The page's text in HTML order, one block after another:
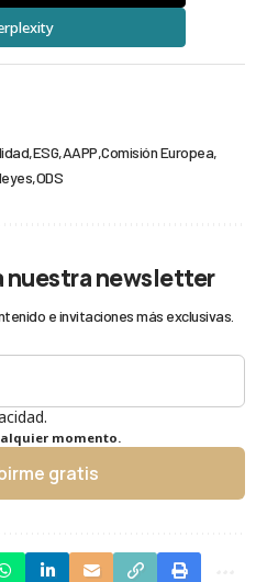
ESG AAPP Comisión Europea
leyes ODS
nuestra newsletter
e invitaciones más exclusivas.
momento.
gratis